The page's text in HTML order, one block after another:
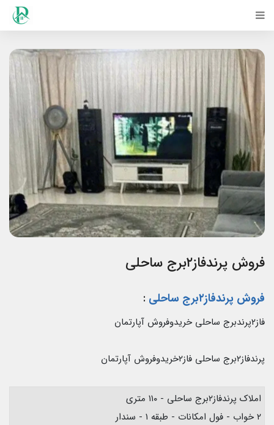
فروش پرندفاز۲برج ساحلی
فروش پرندفاز۲برج ساحلی :
فاز۲پرندبرج ساحلی خریدوفروش آپارتمان
پرندفاز۲برج ساحلی فاز۲خریدوفروش آپارتمان
املاک پرندفاز۲برج ساحلی - ۱۱۰ متری
۲ خواب - فول امکانات - طبقه ۱ - سندار